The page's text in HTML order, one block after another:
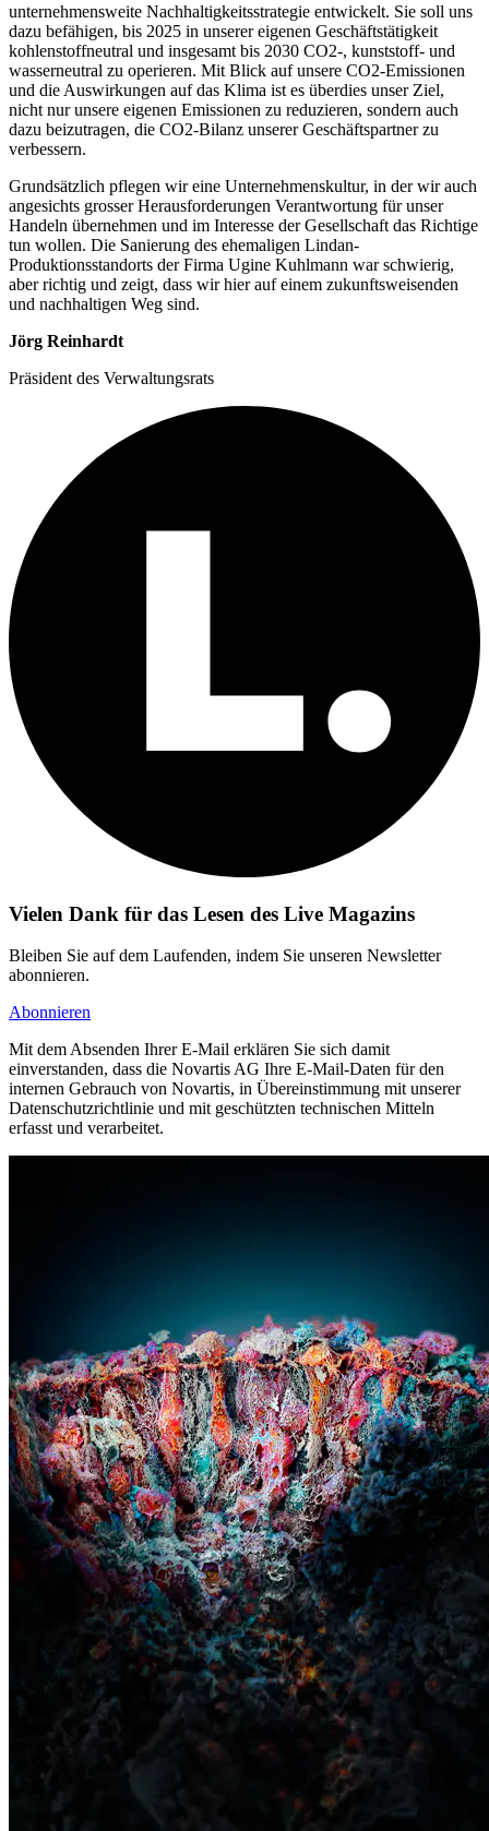
unternehmensweite Nachhaltigkeitsstrategie entwickelt. Sie soll uns
dazu befähigen, bis 2025 in unserer eigenen Geschäftstätigkeit
kohlenstoffneutral und insgesamt bis 2030 CO2-, kunststoff- und
wasserneutral zu operieren. Mit Blick auf unsere CO2-Emissionen
und die Auswirkungen auf das Klima ist es überdies unser Ziel,
nicht nur unsere eigenen Emissionen zu reduzieren, sondern auch
dazu beizutragen, die CO2-Bilanz unserer Geschäftspartner zu
verbessern.
Grundsätzlich pflegen wir eine Unternehmenskultur, in der wir auch
angesichts grosser Herausforderungen Verantwortung für unser
Handeln übernehmen und im Interesse der Gesellschaft das Richtige
tun wollen. Die Sanierung des ehemaligen Lindan-
Produktionsstandorts der Firma Ugine Kuhlmann war schwierig,
aber richtig und zeigt, dass wir hier auf einem zukunftsweisenden
und nachhaltigen Weg sind.
Jörg Reinhardt
Präsident des Verwaltungsrats
Vielen Dank für das Lesen des Live Magazins
Bleiben Sie auf dem Laufenden, indem Sie unseren Newsletter
abonnieren.
Abonnieren
Mit dem Absenden Ihrer E-Mail erklären Sie sich damit
einverstanden, dass die Novartis AG Ihre E-Mail-Daten für den
internen Gebrauch von Novartis, in Übereinstimmung mit unserer
Datenschutzrichtlinie und mit geschützten technischen Mitteln
erfasst und verarbeitet.